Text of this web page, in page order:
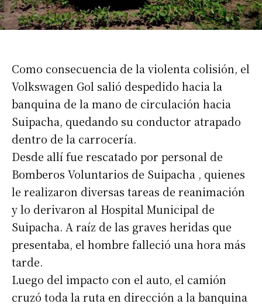
Como consecuencia de la violenta colisión, el
Volkswagen Gol salió despedido hacia la
banquina de la mano de circulación hacia
Suipacha, quedando su conductor atrapado
dentro de la carrocería.
Desde allí fue rescatado por personal de
Bomberos Voluntarios de Suipacha , quienes
le realizaron diversas tareas de reanimación
y lo derivaron al Hospital Municipal de
Suipacha. A raíz de las graves heridas que
presentaba, el hombre falleció una hora más
tarde.
Luego del impacto con el auto, el camión
cruzó toda la ruta en dirección a la banquina